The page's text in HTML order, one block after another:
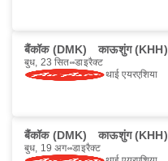
बैंकॉक (DMK) काऊशुंग (KHH)
बुध, 23 सित॰ डाइरैक्ट
थाई एयरएशिया
बैंकॉक (DMK) काऊशुंग (KHH)
बुध, 19 अग॰ डाइरैक्ट